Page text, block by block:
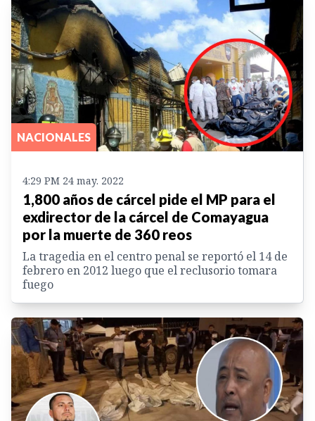
NACIONALES
4:29 PM 24 may. 2022
1,800 años de cárcel pide el MP para el
exdirector de la cárcel de Comayagua
por la muerte de 360 reos
La tragedia en el centro penal se reportó el 14 de
febrero en 2012 luego que el reclusorio tomara
fuego